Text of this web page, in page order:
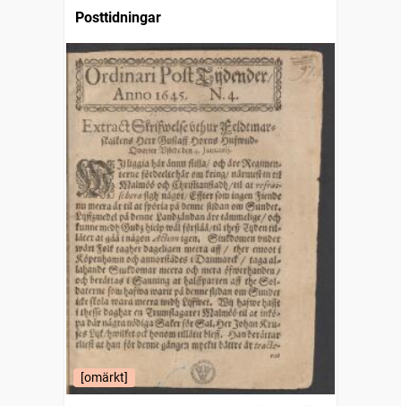
Posttidningar
[omärkt]